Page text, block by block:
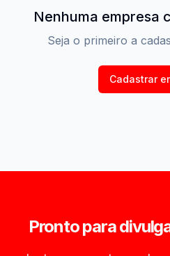
Nenhuma empresa
Seja o primeiro a
Cadastrar
Pronto para